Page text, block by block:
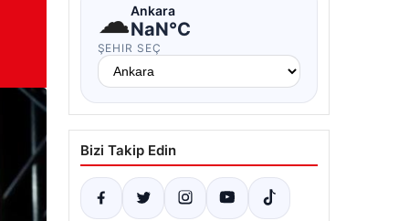
☁Ankara
NaN°C
ŞEHIR SEÇ
Bizi Takip Edin